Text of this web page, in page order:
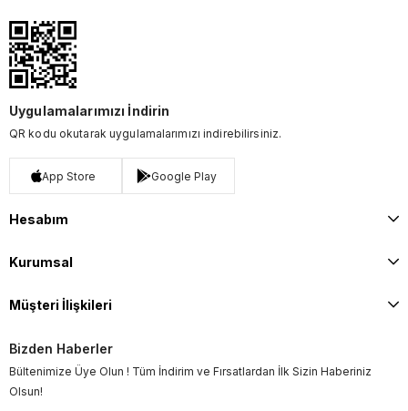
Uygulamalarımızı İndirin
QR kodu okutarak uygulamalarımızı indirebilirsiniz.
App Store Google Play
Hesabım
Kurumsal
Müşteri İlişkileri
Bizden Haberler
Bültenimize Üye Olun ! Tüm İndirim ve Fırsatlardan İlk Sizin Haberiniz
Olsun!